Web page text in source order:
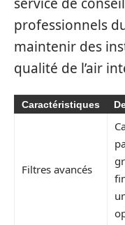
professionnels
maintenir des
qualité de l’air
Caractéristiques
Filtres avancés